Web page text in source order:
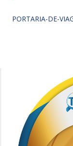
PORTARIA-DE-